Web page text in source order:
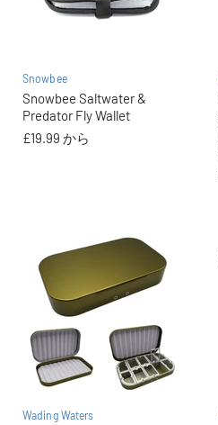
Snowbee
Snowbee Saltwater &
Predator Fly Wallet
£19.99 から
Wading Waters